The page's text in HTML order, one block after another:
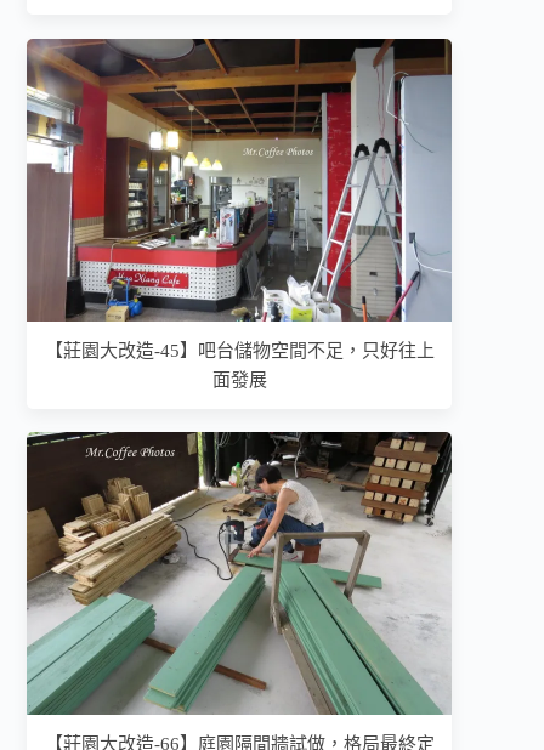
【莊園大改造-45】吧台儲物空間不足，只好往上
面發展
【莊園大改造-66】庭園隔間牆試做，格局最終定